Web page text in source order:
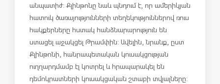
անպատիժ: Քլինթոնը նաև պնդում է, որ ամերիկյան
հատուկ ծառայությունների տեղեկություններով ռուս
հակքերները հստակ հանձնարարություն են
ստացել աջակցել Թրամփին: Ավելին, նրանք, ըստ
Քլինթոնի, հանրապետական կուսակցության
ուղղարդմամբ էլ կոտրել և հրապարակել են
դեմոկրատների կուսակցական շտաբի տվյալները: